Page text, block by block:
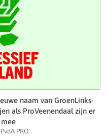
naam van GroenLinks-
als ProVeenendaal zijn er
PRO